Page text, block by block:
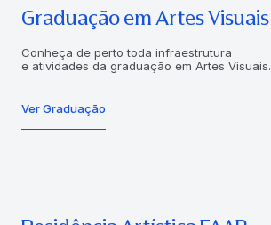
Graduação em Artes Visuais
Conheça de perto toda infraestrutura
e atividades da graduação em Artes Visuais.
Ver Graduação